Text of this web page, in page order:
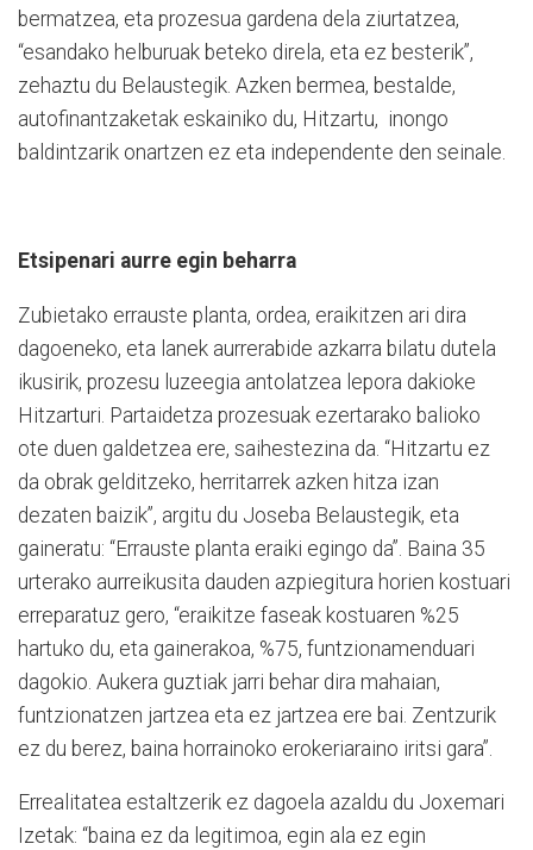
bermatzea, eta prozesua gardena dela ziurtatzea,
“esandako helburuak beteko direla, eta ez besterik”,
zehaztu du Belaustegik. Azken bermea, bestalde,
autofinantzaketak eskainiko du, Hitzartu, inongo
baldintzarik onartzen ez eta independente den seinale.
Etsipenari aurre egin beharra
Zubietako errauste planta, ordea, eraikitzen ari dira
dagoeneko, eta lanek aurrerabide azkarra bilatu dutela
ikusirik, prozesu luzeegia antolatzea lepora dakioke
Hitzarturi. Partaidetza prozesuak ezertarako balioko
ote duen galdetzea ere, saihestezina da. “Hitzartu ez
da obrak gelditzeko, herritarrek azken hitza izan
dezaten baizik”, argitu du Joseba Belaustegik, eta
gaineratu: “Errauste planta eraiki egingo da”. Baina 35
urterako aurreikusita dauden azpiegitura horien kostuari
erreparatuz gero, “eraikitze faseak kostuaren %25
hartuko du, eta gainerakoa, %75, funtzionamenduari
dagokio. Aukera guztiak jarri behar dira mahaian,
funtzionatzen jartzea eta ez jartzea ere bai. Zentzurik
ez du berez, baina horrainoko erokeriaraino iritsi gara”.
Errealitatea estaltzerik ez dagoela azaldu du Joxemari
Izetak: “baina ez da legitimoa, egin ala ez egin